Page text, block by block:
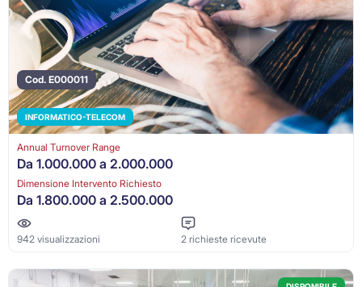
Cod. E000011
INFORMATICO-TELECOM
Annual Turnover Range
Da 1.000.000 a 2.000.000
Dimensione Intervento Richiesto
Da 1.800.000 a 2.500.000
942 visualizzazioni 2 richieste ricevute